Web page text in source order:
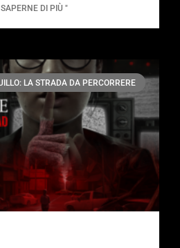
SAPERNE DI PIÙ "
LA STRADA DA PERCORRERE